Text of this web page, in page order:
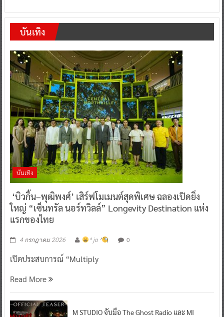
บันเทิง
บันเทิง
‘บิวกิ้น–พุฒิพงศ์’ เสิร์ฟโมเมนต์สุดพิเศษ ฉลองเปิดยิ่ง
ใหญ่ “เซ็นทรัล นอร์ทวิลล์” Longevity Destination แห่ง
แรกของไทย
4 กรกฎาคม 2026 ^ jo ^ 0
เปิดประสบการณ์ “Multiply
Read More
M STUDIO จับมือ The Ghost Radio และ MI